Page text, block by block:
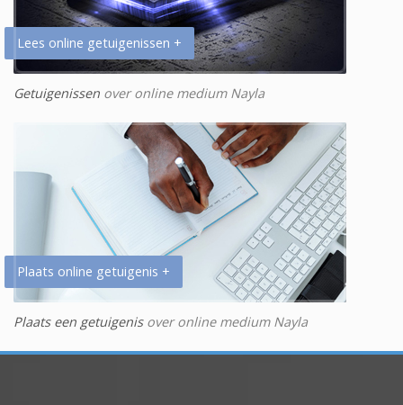
Lees online getuigenissen +
Getuigenissen over online medium Nayla
Plaats online getuigenis +
Plaats een getuigenisover online medium Nayla